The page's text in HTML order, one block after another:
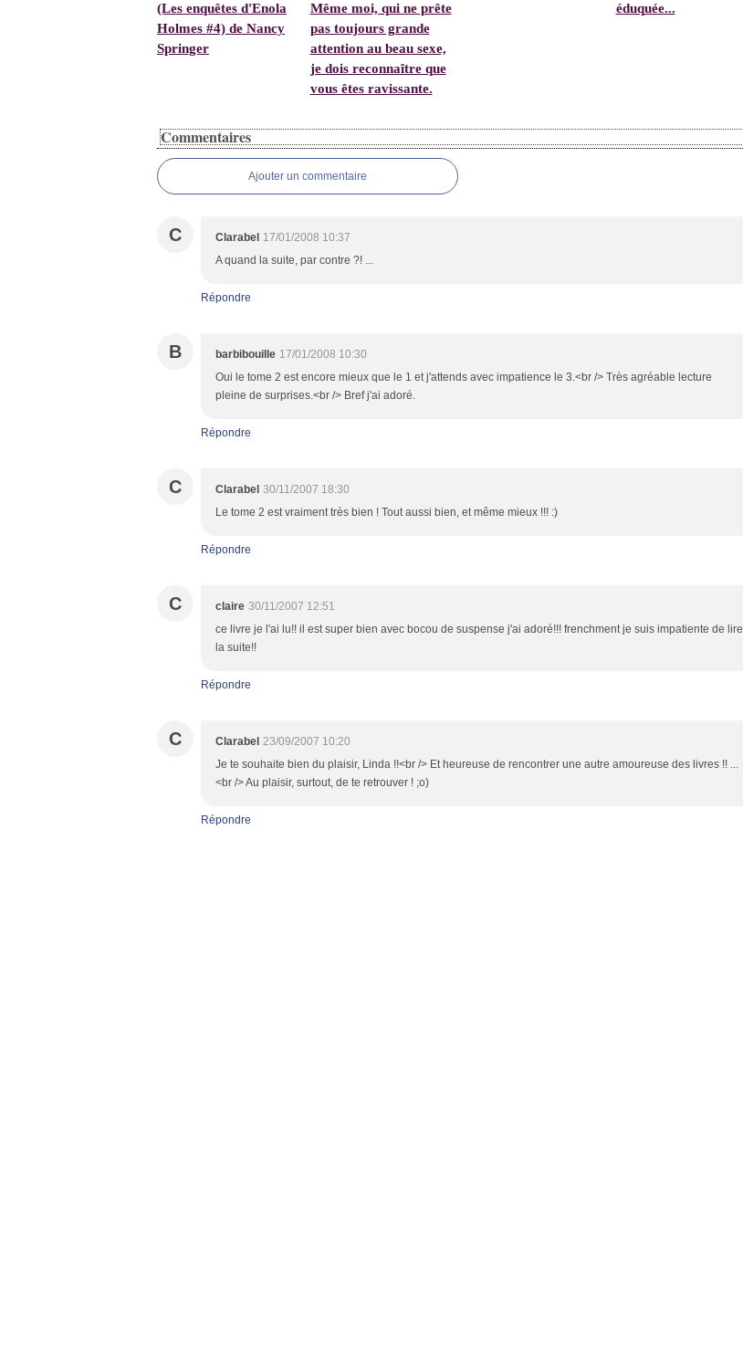
(Les enquêtes d'Enola
Holmes #4) de Nancy
Springer
Même moi, qui ne prête
pas toujours grande
attention au beau sexe,
je dois reconnaître que
vous êtes ravissante.
éduquée...
Commentaires
Ajouter un commentaire
C Clarabel 17/01/2008 10:37
A quand la suite, par contre ?! ...
Répondre
B barbibouille 17/01/2008 10:30
Oui le tome 2 est encore mieux que le 1 et j'attends avec impatience le 3.<br /> Très agréable lecture
pleine de surprises.<br /> Bref j'ai adoré.
Répondre
C Clarabel 30/11/2007 18:30
Le tome 2 est vraiment très bien ! Tout aussi bien, et même mieux !!! :)
Répondre
C claire 30/11/2007 12:51
ce livre je l'ai lu!! il est super bien avec bocou de suspense j'ai adoré!!! frenchment je suis impatiente de lire
la suite!!
Répondre
C Clarabel 23/09/2007 10:20
Je te souhaite bien du plaisir, Linda !!<br /> Et heureuse de rencontrer une autre amoureuse des livres !! ...
<br /> Au plaisir, surtout, de te retrouver ! ;o)
Répondre